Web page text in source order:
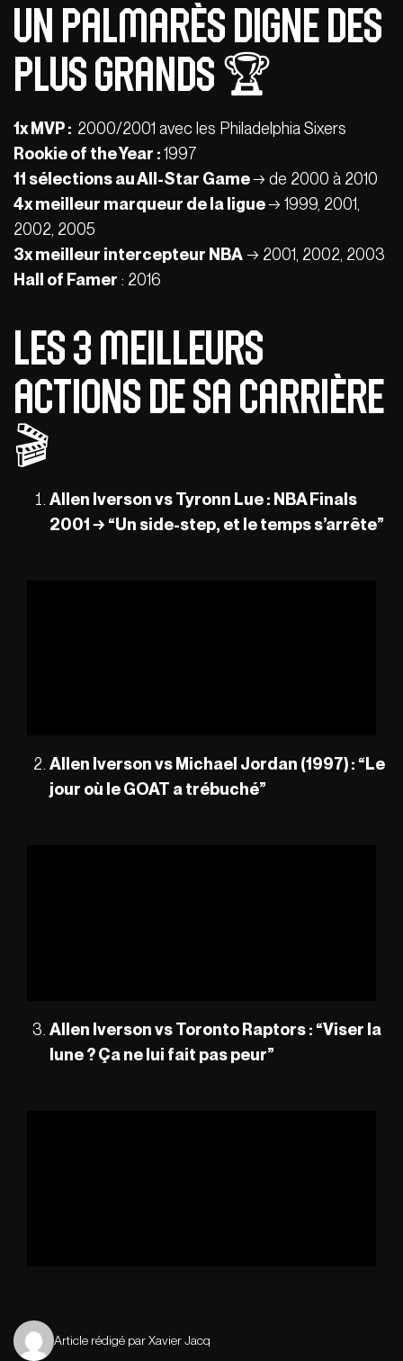
Un palmarès digne des
plus grands 🏆
1x MVP : 2000/2001 avec les Philadelphia Sixers
Rookie of the Year :1997
11 sélections au All-Star Game→ de 2000 à 2010
4x meilleur marqueur de la ligue→ 1999, 2001,
2002, 2005
3x meilleur intercepteur NBA→ 2001, 2002, 2003
Hall of Famer : 2016
Les 3 meilleurs
actions de sa carrière
🎬
Allen Iverson vs Tyronn Lue : NBA Finals
2001 → “Un side-step, et le temps s’arrête”
Allen Iverson vs Michael Jordan (1997) : “Le
jour où le GOAT a trébuché”
Allen Iverson vs Toronto Raptors : “Viser la
lune ? Ça ne lui fait pas peur”
Article rédigé par Xavier Jacq